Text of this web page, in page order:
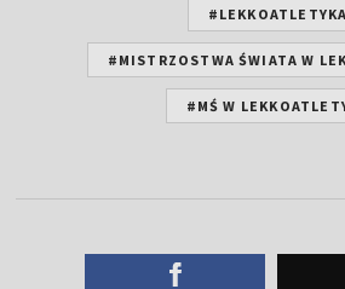
#LEKKOATLETYKA
#MISTRZOSTWA ŚWIATA W
#MŚ W